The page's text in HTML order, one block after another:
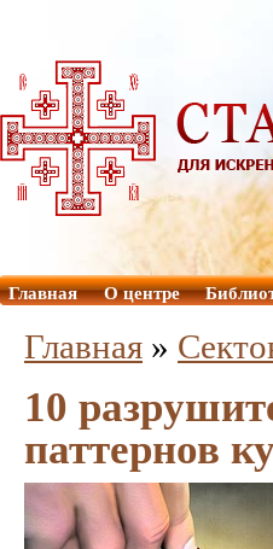
Главная О центре
Главная »
10
паттернов